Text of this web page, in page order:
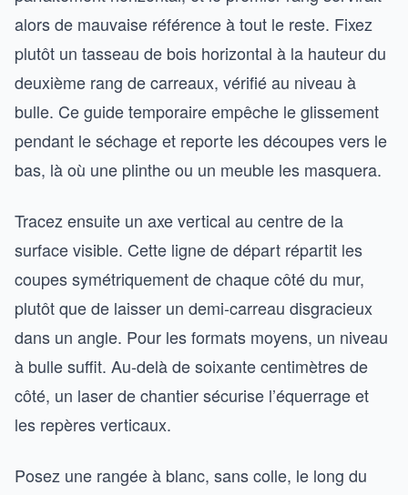
alors de mauvaise référence à tout le reste. Fixez
plutôt un tasseau de bois horizontal à la hauteur du
deuxième rang de carreaux, vérifié au niveau à
bulle. Ce guide temporaire empêche le glissement
pendant le séchage et reporte les découpes vers le
bas, là où une plinthe ou un meuble les masquera.
Tracez ensuite un axe vertical au centre de la
surface visible. Cette ligne de départ répartit les
coupes symétriquement de chaque côté du mur,
plutôt que de laisser un demi-carreau disgracieux
dans un angle. Pour les formats moyens, un niveau
à bulle suffit. Au-delà de soixante centimètres de
côté, un laser de chantier sécurise l’équerrage et
les repères verticaux.
Posez une rangée à blanc, sans colle, le long du